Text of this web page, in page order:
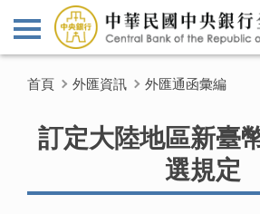
首頁 外匯資訊 外匯通函彙編
訂定大陸地區新臺
選規定